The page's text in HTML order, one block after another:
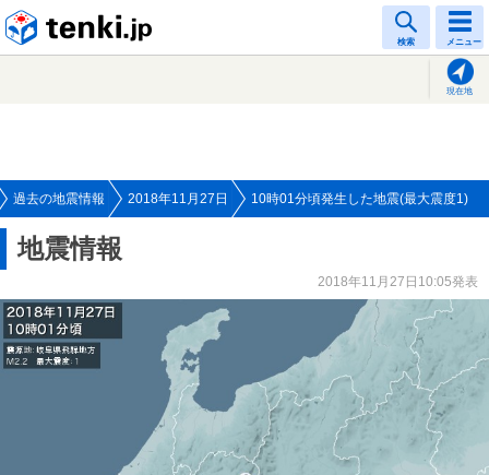
検索 メニュー
現在地
過去の地震情報 2018年11月27日 10時01分頃発生した地震(最大震度1)
地震情報
2018年11月27日10:05発表